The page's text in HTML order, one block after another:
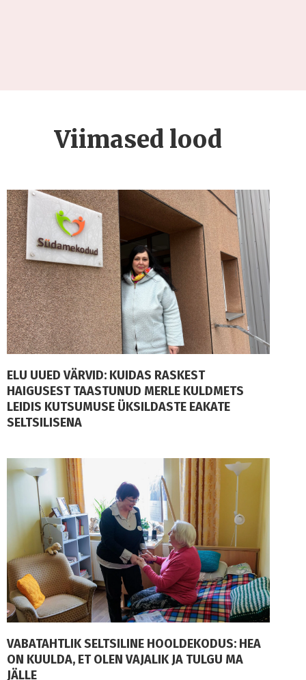
Viimased lood
ELU UUED VÄRVID: KUIDAS RASKEST
HAIGUSEST TAASTUNUD MERLE KULDMETS
LEIDIS KUTSUMUSE ÜKSILDASTE EAKATE
SELTSILISENA
VABATAHTLIK SELTSILINE HOOLDEKODUS: HEA
ON KUULDA, ET OLEN VAJALIK JA TULGU MA
JÄLLE